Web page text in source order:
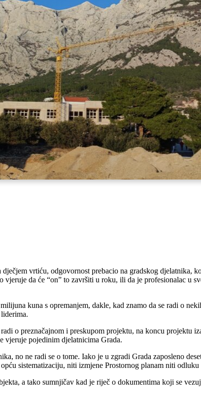
vrtiću, odgovornost prebacio na gradskog djelatnika,
da će “on” to završiti u roku, ili da je profesionalac u
kuna s opremanjem, dakle, kad znamo da se radi o
o preznačajnom i preskupom projektu, na koncu projektu
vjeruje pojedinim djelatnicima Grada.
no ne radi se o tome. Iako je u zgradi Grada zaposleno
sistematizaciju, niti izmjene Prostornog planam niti
a tako sumnjičav kad je riječ o dokumentima koji se